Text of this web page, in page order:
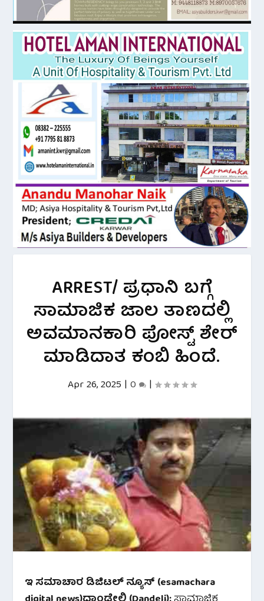
ARREST/ ಪ್ರಧಾನಿ ಬಗ್ಗೆ
ಸಾಮಾಜಿಕ ಜಾಲ ತಾಣದಲ್ಲಿ
ಅವಮಾನಕಾರಿ ಪೋಸ್ಟ್ ಶೇರ್
ಮಾಡಿದಾತ ಕಂಬಿ ಹಿಂದೆ.
Apr 26, 2025 | 0 |
ಇ ಸಮಾಚಾರ ಡಿಜಿಟಲ್ ನ್ಯೂಸ್ (esamachara